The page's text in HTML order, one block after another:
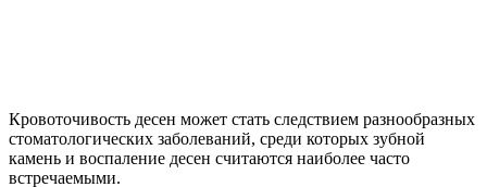
Кровоточивость десен может стать следствием разнообразных
стоматологических заболеваний, среди которых зубной
камень и воспаление десен считаются наиболее часто
встречаемыми.